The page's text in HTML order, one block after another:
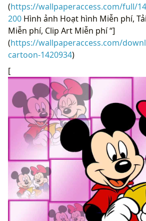
(https://wallpaperaccess.com/full/
200 Hình ảnh Hoạt hình Miễn phí,
Miễn phí, Clip Art Miễn phí “]
(https://wallpaperaccess.com/
cartoon-1420934)
[